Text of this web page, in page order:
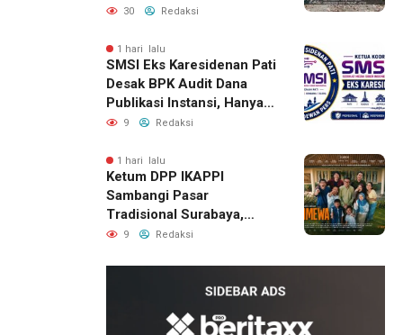
Bantuan Pascabencana
30 Redaksi
1 hari lalu
SMSI Eks Karesidenan Pati
Desak BPK Audit Dana
Publikasi Instansi, Hanya
untuk Perusahaan Pers
9 Redaksi
1 hari lalu
Ketum DPP IKAPPI
Sambangi Pasar
Tradisional Surabaya,
Akhiri Agenda dengan
ISTIMEWA
9 Redaksi